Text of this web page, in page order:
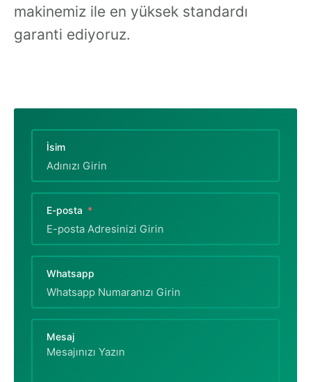
makinemiz ile en yüksek standardı
garanti ediyoruz.
İsim
E-posta
Whatsapp
Mesaj